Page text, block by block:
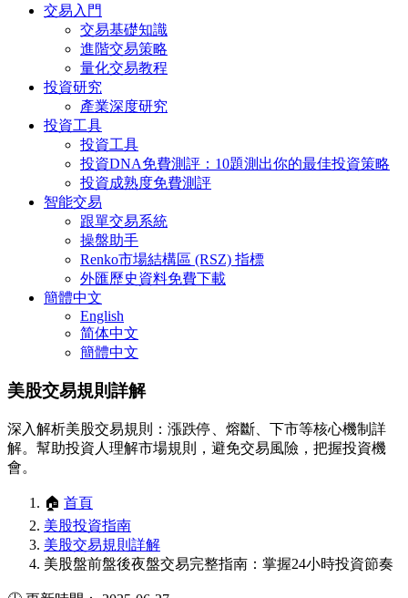
交易入門
交易基礎知識
進階交易策略
量化交易教程
投資研究
產業深度研究
投資工具
投資工具
投資DNA免費測評：10題測出你的最佳投資策略
投資成熟度免費測評
智能交易
跟單交易系統
操盤助手
Renko市場結構區 (RSZ) 指標
外匯歷史資料免費下載
簡體中文
English
简体中文
簡體中文
美股交易規則詳解
深入解析美股交易規則：漲跌停、熔斷、下市等核心機制詳
解。幫助投資人理解市場規則，避免交易風險，把握投資機
會。
🏠 首頁
美股投資指南
美股交易規則詳解
美股盤前盤後夜盤交易完整指南：掌握24小時投資節奏